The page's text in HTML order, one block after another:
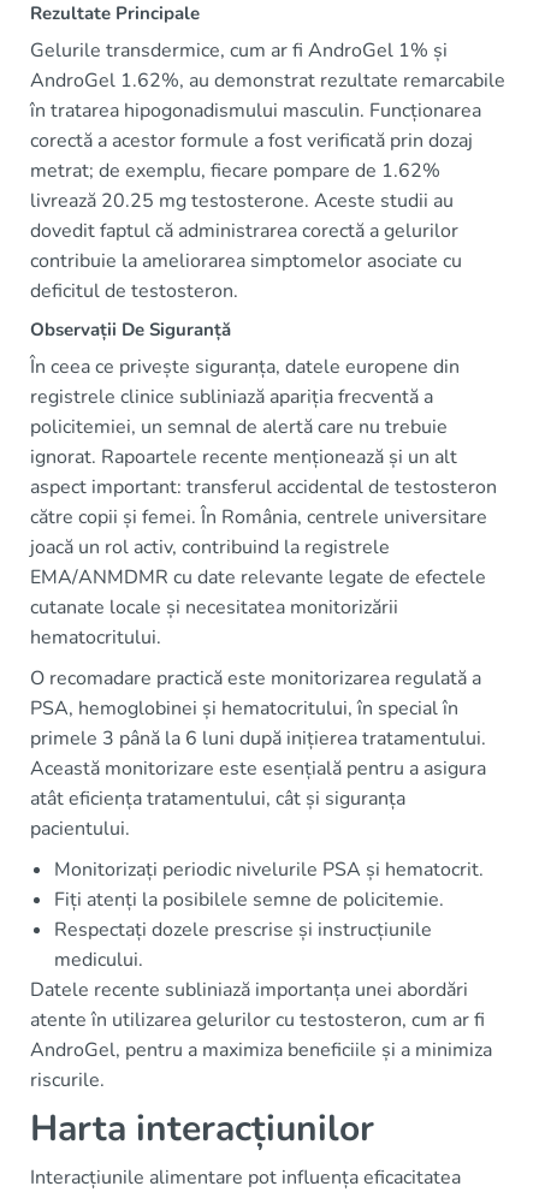
Rezultate Principale
Gelurile transdermice, cum ar fi AndroGel 1% și
AndroGel 1.62%, au demonstrat rezultate remarcabile
în tratarea hipogonadismului masculin. Funcționarea
corectă a acestor formule a fost verificată prin dozaj
metrat; de exemplu, fiecare pompare de 1.62%
livrează 20.25 mg testosterone. Aceste studii au
dovedit faptul că administrarea corectă a gelurilor
contribuie la ameliorarea simptomelor asociate cu
deficitul de testosteron.
Observații De Siguranță
În ceea ce privește siguranța, datele europene din
registrele clinice subliniază apariția frecventă a
policitemiei, un semnal de alertă care nu trebuie
ignorat. Rapoartele recente menționează și un alt
aspect important: transferul accidental de testosteron
către copii și femei. În România, centrele universitare
joacă un rol activ, contribuind la registrele
EMA/ANMDMR cu date relevante legate de efectele
cutanate locale și necesitatea monitorizării
hematocritului.
O recomadare practică este monitorizarea regulată a
PSA, hemoglobinei și hematocritului, în special în
primele 3 până la 6 luni după inițierea tratamentului.
Această monitorizare este esențială pentru a asigura
atât eficiența tratamentului, cât și siguranța
pacientului.
Monitorizați periodic nivelurile PSA și hematocrit.
Fiți atenți la posibilele semne de policitemie.
Respectați dozele prescrise și instrucțiunile
medicului.
Datele recente subliniază importanța unei abordări
atente în utilizarea gelurilor cu testosteron, cum ar fi
AndroGel, pentru a maximiza beneficiile și a minimiza
riscurile.
Harta interacțiunilor
Interacțiunile alimentare pot influența eficacitatea